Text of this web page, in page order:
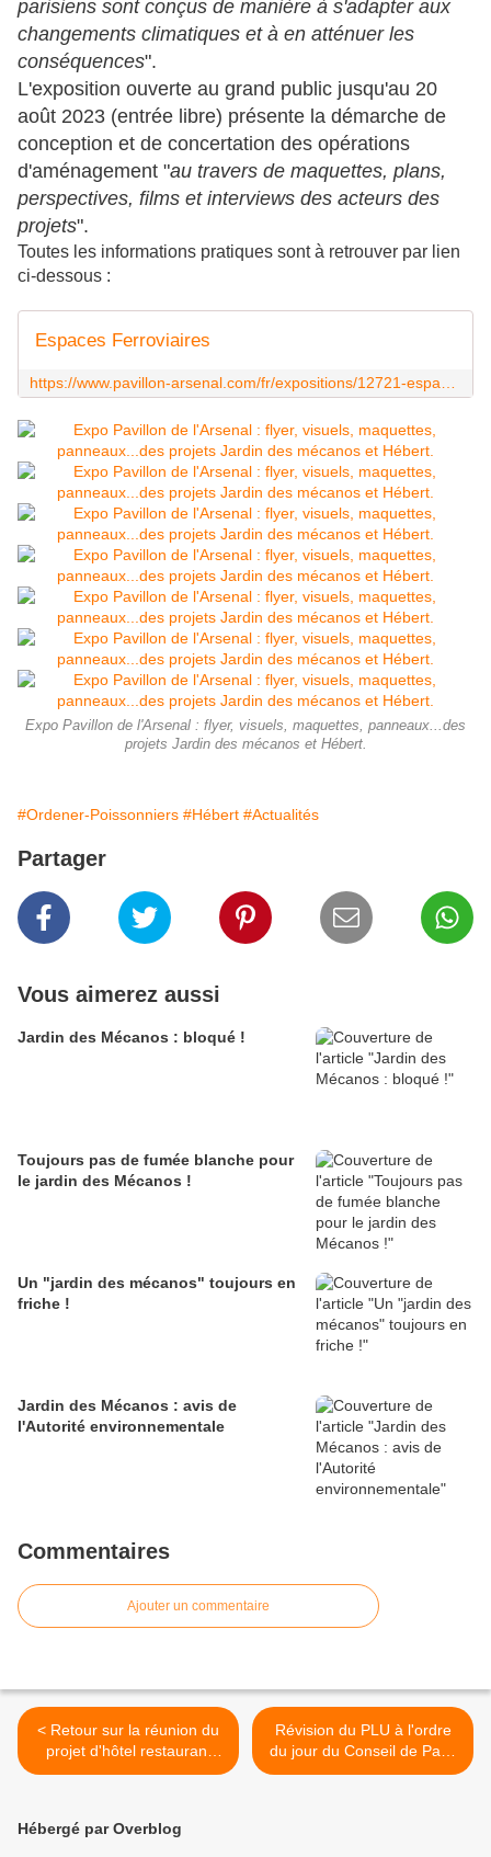
parisiens sont conçus de manière à s'adapter aux
changements climatiques et à en atténuer les
conséquences".
L'exposition ouverte au grand public jusqu'au 20
août 2023 (entrée libre) présente la démarche de
conception et de concertation des opérations
d'aménagement "au travers de maquettes, plans,
perspectives, films et interviews des acteurs des
projets".
Toutes les informations pratiques sont à retrouver par lien
ci-dessous :
Espaces Ferroviaires
Expo Pavillon de l'Arsenal : flyer, visuels, maquettes, panneaux...des
projets Jardin des mécanos et Hébert.
#Ordener-Poissonniers #Hébert #Actualités
Partager
Vous aimerez aussi
Jardin des Mécanos : bloqué !
Toujours pas de fumée blanche pour
le jardin des Mécanos !
Un "jardin des mécanos" toujours en
friche !
Jardin des Mécanos : avis de
l'Autorité environnementale
Commentaires
Ajouter un commentaire
< Retour sur la réunion du
projet d'hôtel restaurant
GALIA
Révision du PLU à l'ordre
du jour du Conseil de Paris
du 5 juin >
Hébergé par Overblog